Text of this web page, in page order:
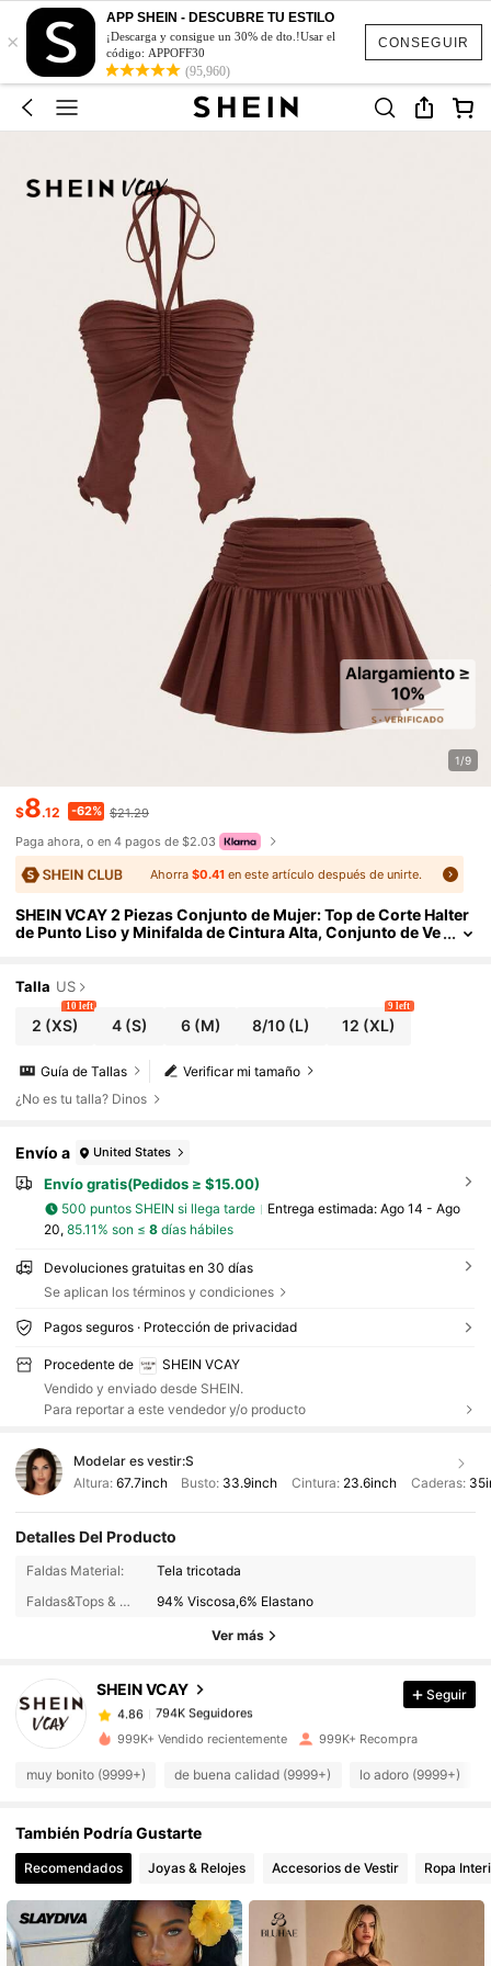
CONSEGUIR
×
APP SHEIN - DESCUBRE TU ESTILO
¡Descarga y consigue un 30% de dto.!Usar el
código: APPOFF30
(95,960)
1/9
$8.12 -62% $21.29
Paga ahora, o en 4 pagos de $2.03
Ahorra $0.41en este artículo después de unirte.
SHEIN VCAY 2 Piezas Conjunto de Mujer: Top de Corte Halter
de Punto Liso y Minifalda de Cintura Alta, Conjunto de Ve
Talla US
2 (XS)
10 left
4(S) 6(M) 8/10 (L) 12 (XL)
9 left
Verificar mi tamaño
Guía de Tallas
¿No es tu talla? Dinos
Envío a United States
Envío gratis(Pedidos ≥ $15.00)
500 puntos SHEIN si llega tarde Entrega estimada: Ago 14 - Ago
20, 85.11% son ≤ 8días hábiles
Devoluciones gratuitas en 30 días
Se aplican los términos y condiciones
Pagos seguros · Protección de privacidad
Procedente de
SHEIN VCAY
Vendido y enviado desde SHEIN.
Para reportar a este vendedor y/o producto
Modelar es vestir:S
Altura: 67.7inch Busto: 33.9inch Cintura: 23.6inch Caderas:
Detalles Del Producto
Faldas Material:
Tela tricotada
Faldas&Tops & Camisetas de tirantes Composición:
94% Viscosa,6% Elastano
Ver más
SHEIN VCAY
4.86 794K Seguidores
794K Seguidores
794K Seguidores
c***2 pagó Hace 1 día
4.86 794K Seguidores
4.86 794K Seguidores
4.86 794K Seguidores
Seguir
999K+ Vendido recientemente 999K+ Recompra
muy bonito (9999+) de buena calidad (9999+) lo adoro (9999+)
También Podría Gustarte
Recomendados Joyas & Relojes Accesorios de Vestir Ropa